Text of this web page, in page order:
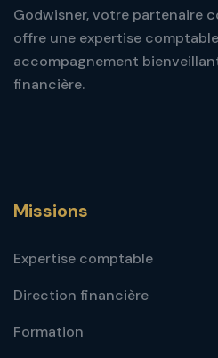
Godwisner, votre partenaire
offre une expertise
accompagnement
financière.
Missions
Expertise comptable
Direction financière
Formation